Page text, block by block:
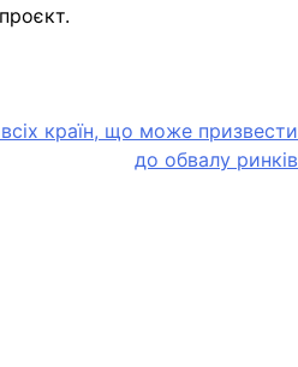
країн, що може призвести
до обвалу ринків